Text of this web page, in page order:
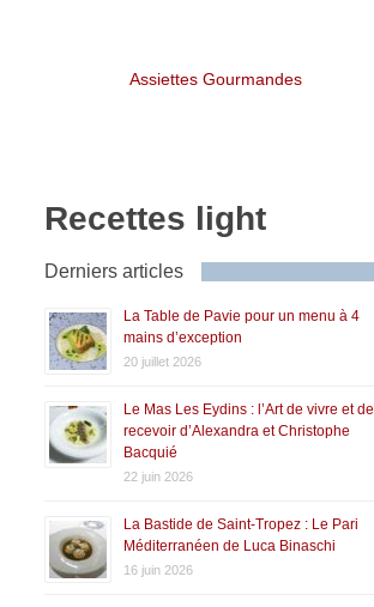
Assiettes Gourmandes
Recettes light
Derniers articles
La Table de Pavie pour un menu à 4
mains d’exception
20 juillet 2026
Le Mas Les Eydins : l’Art de vivre et de
recevoir d’Alexandra et Christophe
Bacquié
22 juin 2026
La Bastide de Saint-Tropez : Le Pari
Méditerranéen de Luca Binaschi
16 juin 2026